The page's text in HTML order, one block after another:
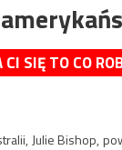
CI SIĘ TO CO
Julie Bishop,